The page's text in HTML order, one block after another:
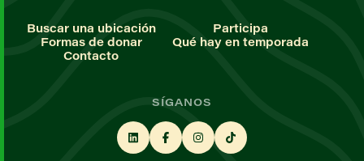
Buscar una ubicación
Participa
Formas de donar
Qué hay en temporada
Contacto
SÍGANOS